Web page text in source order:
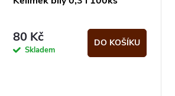
80 Kč
Skladem
DO KOŠÍKU